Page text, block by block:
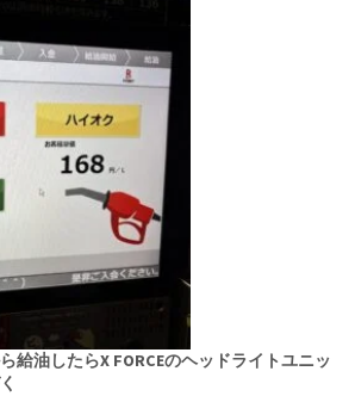
給油したらX FORCEのヘッドライトユニッ